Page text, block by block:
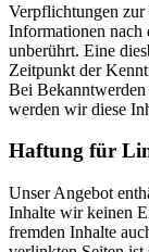
Verpflichtungen
Informationen nach
unberührt. Eine
Zeitpunkt der
Bei Bekanntwerden
werden wir diese
Haftung für
Unser Angebot
Inhalte wir keinen
fremden Inhalte